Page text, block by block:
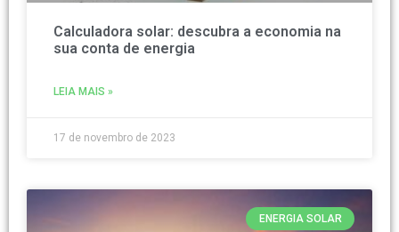
Calculadora solar: descubra a economia na
sua conta de energia
LEIA MAIS »
17 de novembro de 2023
ENERGIA SOLAR